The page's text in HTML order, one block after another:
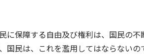
に保障する自由及び権利は、国民の
国民は、これを濫用してはならない